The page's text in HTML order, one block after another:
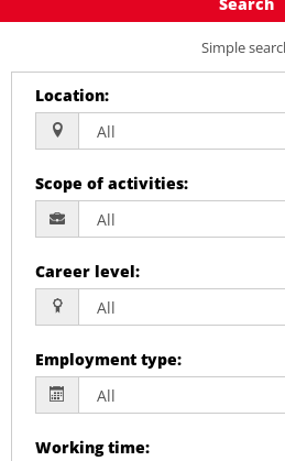
Simple
Location:
Scope of activities:
Career level:
Employment type:
Working time: